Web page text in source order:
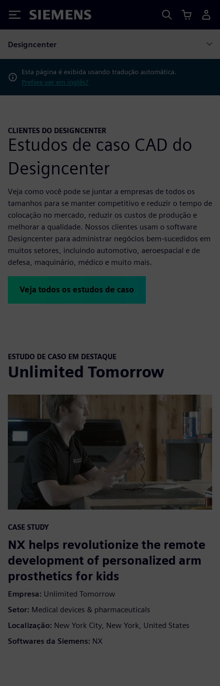
Siemens
Designcenter
Esta página é exibida usando tradução automática.
Prefere ver em inglês?
CLIENTES DO DESIGNCENTER
Estudos de caso CAD do
Designcenter
Veja como você pode se juntar a empresas de todos os
tamanhos para se manter competitivo e reduzir o tempo de
colocação no mercado, reduzir os custos de produção e
melhorar a qualidade. Nossos clientes usam o software
Designcenter para administrar negócios bem-sucedidos em
muitos setores, incluindo automotivo, aeroespacial e de
defesa, maquinário, médico e muito mais.
Veja todos os estudos de caso
ESTUDO DE CASO EM DESTAQUE
Unlimited Tomorrow
CASE STUDY
NX helps revolutionize the remote
development of personalized arm
prosthetics for kids
Empresa: Unlimited Tomorrow
Setor: Medical devices & pharmaceuticals
Localização: New York City, New York, United States
Softwares da Siemens: NX